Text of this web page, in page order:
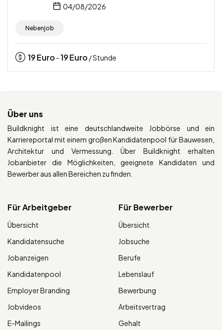
04/08/2026
Nebenjob
19Euro -19Euro / Stunde
Über uns
Buildknight ist eine deutschlandweite Jobbörse und ein
Karriereportal mit einem großen Kandidatenpool für Bauwesen,
Architektur und Vermessung. Über Buildknight erhalten
Jobanbieter die Möglichkeiten, geeignete Kandidaten und
Bewerber aus allen Bereichen zu finden.
Für Arbeitgeber
Übersicht
Kandidatensuche
Jobanzeigen
Kandidatenpool
Employer Branding
Jobvideos
E-Mailings
Für Bewerber
Übersicht
Jobsuche
Berufe
Lebenslauf
Bewerbung
Arbeitsvertrag
Gehalt